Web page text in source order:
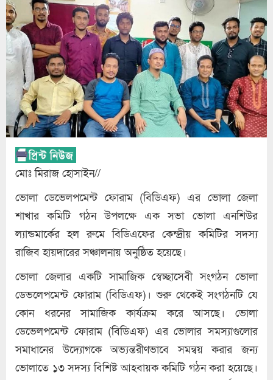
মোঃ মিরাজ হোসাইন//
ভোলা ডেভেলপমেন্ট ফোরাম (বিডিএফ) এর ভোলা জেলা
শাখার কমিটি গঠন উপলক্ষে এক সভা ভোলা এনশিউর
ল্যান্ডমার্কের হল রুমে বিডিএফের কেন্দ্রীয় কমিটির সদস্য
রাজিব হায়দারের সঞ্চালনায় অনুষ্ঠিত হয়েছে।
ভোলা জেলার একটি সামাজিক স্বেচ্ছাসেবী সংগঠন ভোলা
ডেভলেপমেন্ট ফোরাম (বিডিএফ)। শুরু থেকেই সংগঠনটি যে
কোন ধরনের সামাজিক কার্যক্রম করে আসছে। ভোলা
ডেভেলপমেন্ট ফোরাম (বিডিএফ) এর ভোলার সমস্যাগুলোর
সমাধানের উদ্যোগকে অভ্যন্তরীণভাবে সমন্বয় করার জন্য
ভোলাতে ১৩ সদস্য বিশিষ্ট আহবায়ক কমিটি গঠন করা হয়েছে।